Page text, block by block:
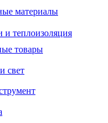
материалы
и теплоизоляция
товары
свет